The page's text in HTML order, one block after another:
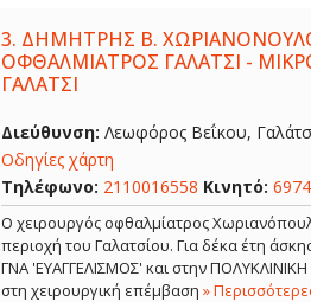
3. ΔΗΜΗΤΡΗΣ Β.
ΟΦΘΑΛΜΙΑΤΡΟΣ ΓΑΛΑΤΣΙ -
ΓΑΛΑΤΣΙ
Διεύθυνση: Λεωφόρος Βεΐκου,
Οδηγίες χάρτη
Τηλέφωνο: 2110016558 Κινητό:
Ο χειρουργός οφθαλμίατρος
περιοχή του Γαλατσίου. Για δέκα έτη
ΓΝΑ 'ΕΥΑΓΓΕΛΙΣΜΟΣ' και στην
στη χειρουργική επέμβαση »